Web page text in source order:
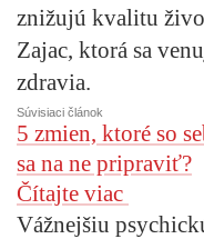
znižujú kvalitu
Zajac, ktorá sa
zdravia.
Súvisiaci článok
5 zmien, ktoré so
sa na ne pripraviť?
Čítajte viac
Vážnejšiu